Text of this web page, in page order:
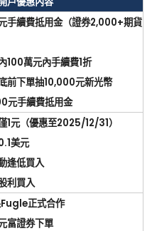
手續費抵用金（證券2,000+期貨
100萬元內手續費1折
前下單抽10,000元新光幣
元手續費抵用金
1元（優惠至2025/12/31）
美元
逢低買入
利買入
Fugle正式合作
富證券下單